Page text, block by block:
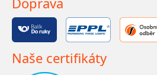
Naše certifikáty